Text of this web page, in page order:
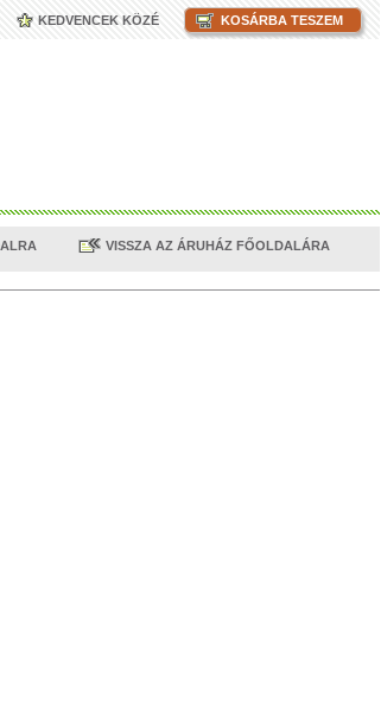
KEDVENCEK KÖZÉ KOSÁRBA TESZEM
VISSZA AZ ÁRUHÁZ FŐOLDALÁRA